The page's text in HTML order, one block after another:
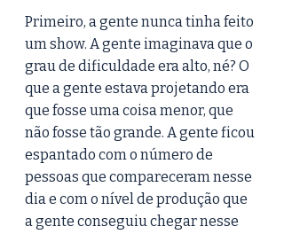
Primeiro, a gente nunca tinha feito
um show. A gente imaginava que o
grau de dificuldade era alto, né? O
que a gente estava projetando era
que fosse uma coisa menor, que
não fosse tão grande. A gente ficou
espantado com o número de
pessoas que compareceram nesse
dia e com o nível de produção que
a gente conseguiu chegar nesse